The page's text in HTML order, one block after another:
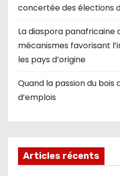
concertée des élections
La diaspora panafricaine
mécanismes favorisant
les pays d’origine
Quand la passion du bois
d’emplois
Articles récents